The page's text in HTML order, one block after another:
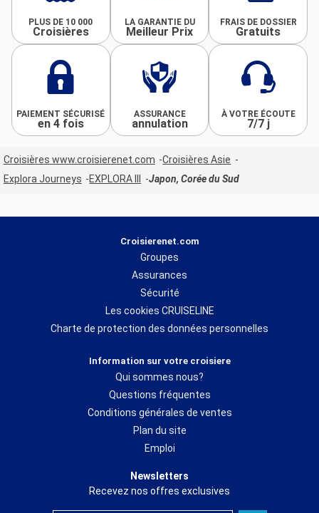
PLUS DE 10 000
Croisières
LA GARANTIE DU
Meilleur Prix
FRAIS DE DOSSIER
Gratuits
PAIEMENT SÉCURISÉ
en 4 fois
ASSURANCE
annulation
À VOTRE ÉCOUTE
7/7 j
Croisières www.croisierenet.com
Croisières Asie
Explora Journeys
EXPLORA III Japon, Corée du Sud
Croisierenet.com
Groupes
Assurances
Sécurité
Les cookies CRUISELINE
Charte de protection des données personnelles
Information sur votre croisiere
Qui sommes nous?
Questions fréquentes
Conditions générales de ventes
Plan du site
Emploi
Newsletters
Recevez nos offres exclusives